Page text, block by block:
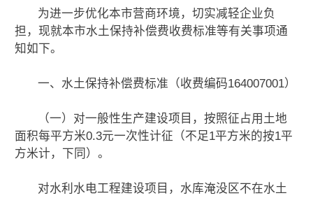
为进一步优化本市营商环境，切实减轻企业负
担，现就本市水土保持补偿费收费标准等有关事项通
知如下。
一、水土保持补偿费标准（收费编码164007001）
（一）对一般性生产建设项目，按照征占用土地
面积每平方米0.3元一次性计征（不足1平方米的按1平
方米计，下同）。
对水利水电工程建设项目，水库淹没区不在水土